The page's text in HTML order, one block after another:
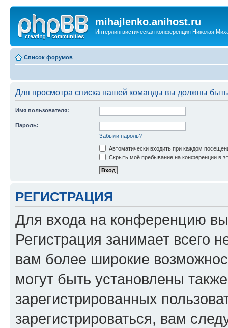
mihajlenko.anihost.ru
Интерлингвистическая конференция Николая
Список форумов
Для просмотра списка нашей команды вы должны
Имя пользователя:
Пароль:
Забыли пароль?
Автоматически входить при каждом
Скрыть моё пребывание на конференции в
РЕГИСТРАЦИЯ
Для входа на конференцию
Регистрация занимает всего
вам более широкие
могут быть установлены
зарегистрированных
зарегистрироваться, вам